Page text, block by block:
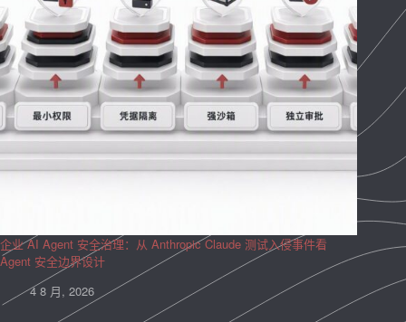
企业 AI Agent 安全治理：从 Anthropic Claude 测试入侵事件看
Agent 安全边界设计
4 8 月, 2026